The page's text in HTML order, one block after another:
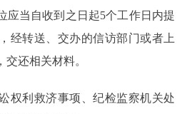
应当自收到之日起5个工作日内提
经转送、交办的信访部门或者上
还相关材料。
利救济事项、纪检监察机关处